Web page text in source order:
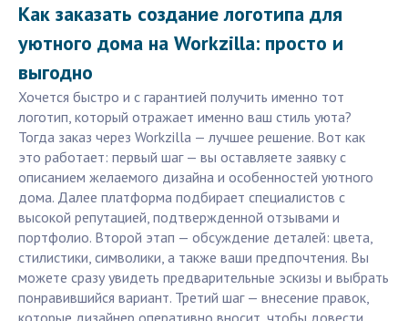
Как заказать создание логотипа для
уютного дома на Workzilla: просто и
выгодно
Хочется быстро и с гарантией получить именно тот
логотип, который отражает именно ваш стиль уюта?
Тогда заказ через Workzilla — лучшее решение. Вот как
это работает: первый шаг — вы оставляете заявку с
описанием желаемого дизайна и особенностей уютного
дома. Далее платформа подбирает специалистов с
высокой репутацией, подтвержденной отзывами и
портфолио. Второй этап — обсуждение деталей: цвета,
стилистики, символики, а также ваши предпочтения. Вы
можете сразу увидеть предварительные эскизы и выбрать
понравившийся вариант. Третий шаг — внесение правок,